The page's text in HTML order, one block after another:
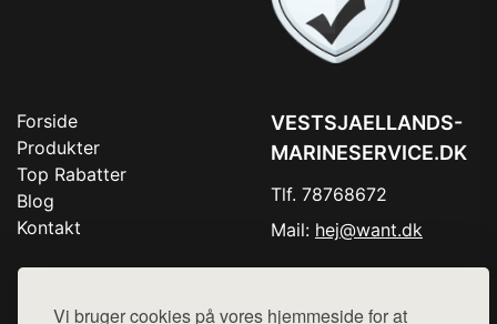
Vi bruger cookies på vores hjemmeside for at
Forside
Produkter
Top Rabatter
Blog
Kontakt
VESTSJAELLANDS-
MARINESERVICE.DK
Tlf. 78768672
Mail: hej@want.dk